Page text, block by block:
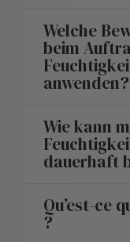
Welche
beim
anwenden?
Wie kann
dauerhaft
Qu’est-ce
?